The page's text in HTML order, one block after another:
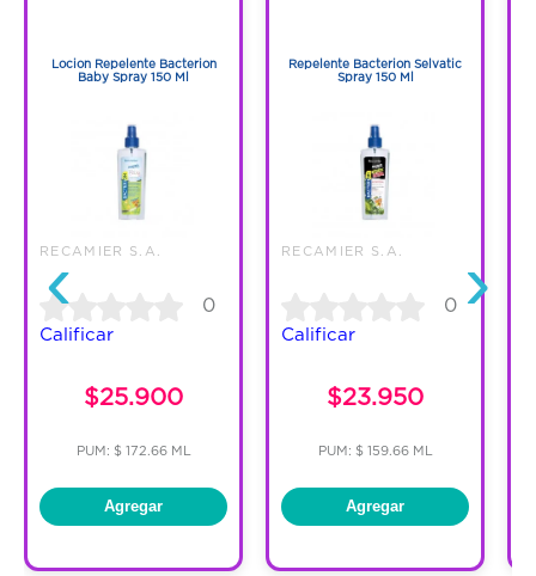
un polvo de color blanco cristalino, que se
encuentra en el agua de mar, árboles y frutas.
‹
Locion Repelente Bacterion
Baby Spray 150 Ml
RECAMIER S.A.
0
Calificar
$25.900
PUM: $ 172.66 ML
Agregar
Repelente Bacterion Selvatic
Spray 150 Ml
RECAMIER S.A.
0
Calificar
$23.950
PUM: $ 159.66 ML
Agregar
›